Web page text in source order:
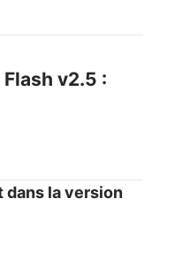
v2.5 :
dans la version